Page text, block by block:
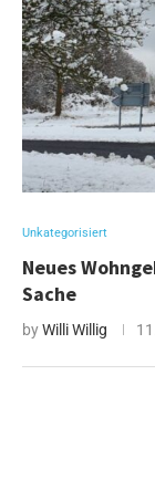
Unkategorisiert
Neues
Sache
byWilli Willig